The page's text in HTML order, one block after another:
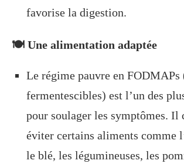
favorise la digestion.
🍽️ Une alimentation adaptée
Le régime pauvre en FODMAPs
fermentescibles) est l’un des
pour soulager les symptômes. Il
éviter certains aliments comme
le blé, les légumineuses, les